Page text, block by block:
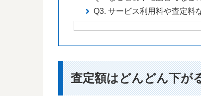
Q3. サービス利用料や査定料
査定額はどんどん下が